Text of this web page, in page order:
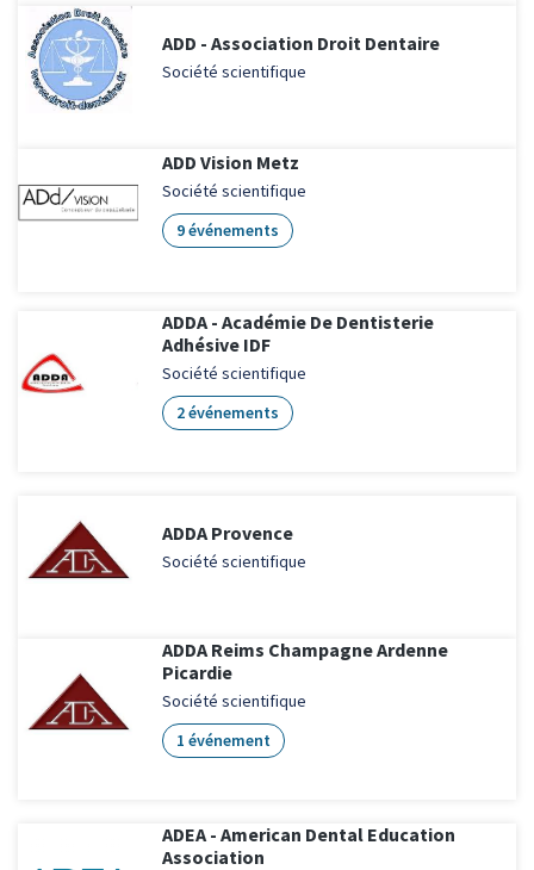
ADD - Association Droit Dentaire
Société scientifique
ADD Vision Metz
Société scientifique
9 événements
ADDA - Académie De Dentisterie
Adhésive IDF
Société scientifique
2 événements
ADDA Provence
Société scientifique
ADDA Reims Champagne Ardenne
Picardie
Société scientifique
1 événement
ADEA - American Dental Education
Association